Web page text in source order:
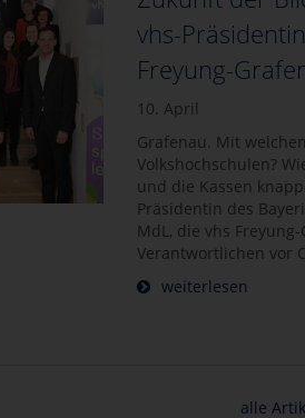
vhs-
Freyung-
10. April
Grafenau. Mit
Volkshochschulen?
und die Kassen
Präsidentin des
MdL, die vhs
Verantwortlichen vor
weiterlesen
alle